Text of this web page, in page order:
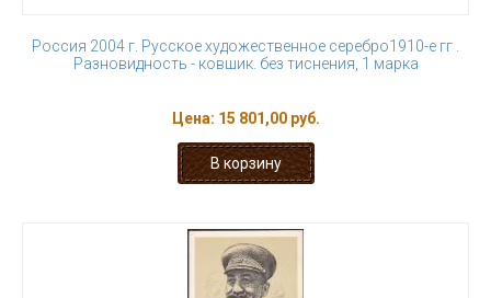
Россия 2004 г. Русское художественное серебро1910-е гг .
Разновидность - ковшик. без тиснения, 1 марка
Цена: 15 801,00 руб.